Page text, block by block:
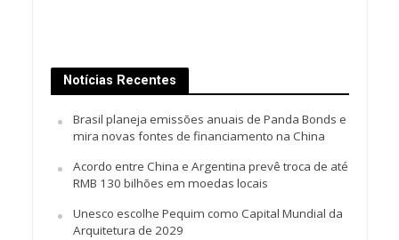
Notícias Recentes
Brasil planeja emissões anuais de Panda Bonds e
mira novas fontes de financiamento na China
Acordo entre China e Argentina prevê troca de até
RMB 130 bilhões em moedas locais
Unesco escolhe Pequim como Capital Mundial da
Arquitetura de 2029